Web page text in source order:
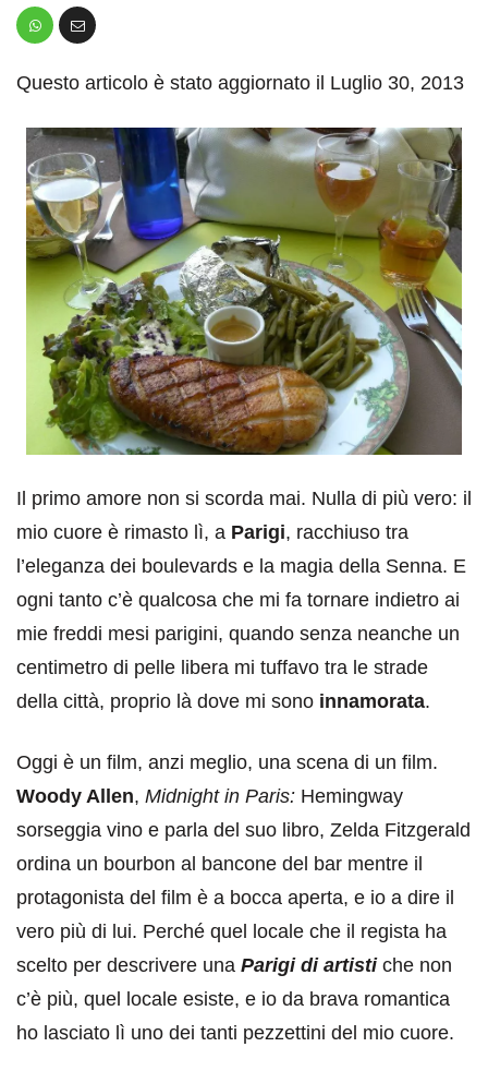
Questo articolo è stato aggiornato il Luglio 30, 2013
Il primo amore non si scorda mai. Nulla di più vero: il
mio cuore è rimasto lì, a Parigi, racchiuso tra
l’eleganza dei boulevards e la magia della Senna. E
ogni tanto c’è qualcosa che mi fa tornare indietro ai
mie freddi mesi parigini, quando senza neanche un
centimetro di pelle libera mi tuffavo tra le strade
della città, proprio là dove mi sono innamorata.
Oggi è un film, anzi meglio, una scena di un film.
Woody Allen, Midnight in Paris: Hemingway
sorseggia vino e parla del suo libro, Zelda Fitzgerald
ordina un bourbon al bancone del bar mentre il
protagonista del film è a bocca aperta, e io a dire il
vero più di lui. Perché quel locale che il regista ha
scelto per descrivere una Parigi di artistiche non
c’è più, quel locale esiste, e io da brava romantica
ho lasciato lì uno dei tanti pezzettini del mio cuore.